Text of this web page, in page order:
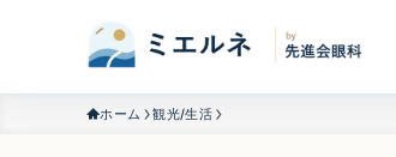
ホーム 観光/生活